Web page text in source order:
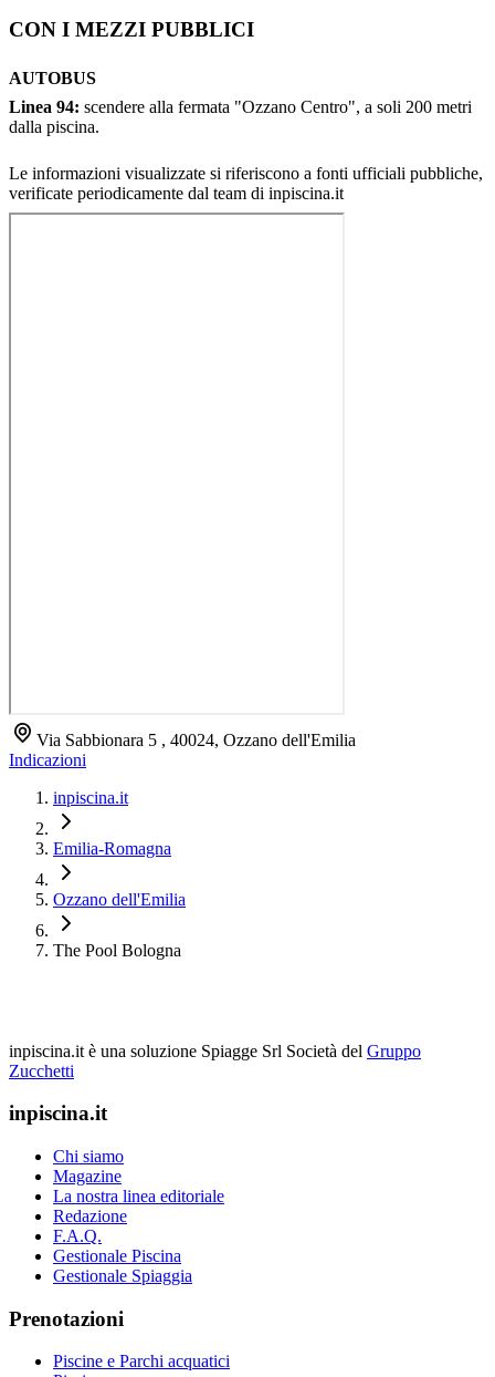
CON I MEZZI PUBBLICI
AUTOBUS
Linea 94: scendere alla fermata "Ozzano Centro", a soli 200 metri
dalla piscina.
Le informazioni visualizzate si riferiscono a fonti ufficiali pubbliche,
verificate periodicamente dal team di inpiscina.it
Via Sabbionara 5 , 40024, Ozzano dell'Emilia
Indicazioni
inpiscina.it
Emilia-Romagna
Ozzano dell'Emilia
The Pool Bologna
inpiscina.it è una soluzione Spiagge Srl Società del Gruppo
Zucchetti
inpiscina.it
Chi siamo
Magazine
La nostra linea editoriale
Redazione
F.A.Q.
Gestionale Piscina
Gestionale Spiaggia
Prenotazioni
Piscine e Parchi acquatici